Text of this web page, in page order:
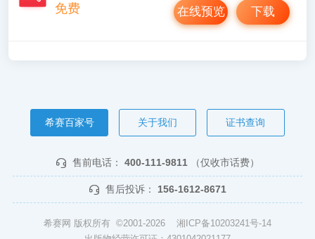
免费
下载
在线预览
希赛百家号 关于我们 证书查询
售前电话： 400-111-9811 （仅收市话费）
售后投诉： 156-1612-8671
希赛网 版权所有 ©2001-2026 湘ICP备10203241号-14